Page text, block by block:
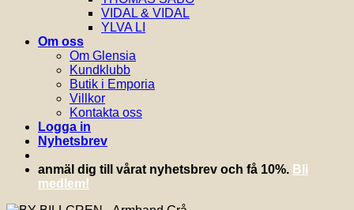
VIDAL & VIDAL
YLVA LI
Om oss
Om Glensia
Kundklubb
Butik i Emporia
Villkor
Kontakta oss
Logga in
Nyhetsbrev
anmäl dig till vårat nyhetsbrev och få 10%. Bli
medlem!